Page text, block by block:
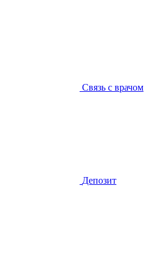
Связь с врачом
Депозит